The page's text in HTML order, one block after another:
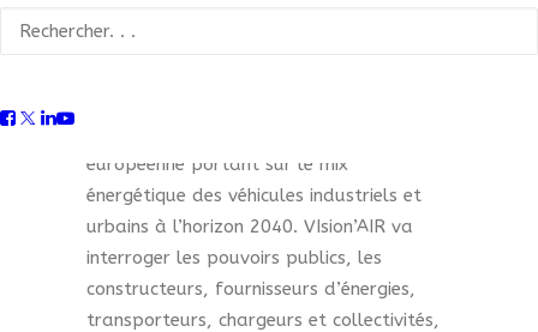
VIsion'AIR
européenne portant sur le mix
énergétique des véhicules industriels et
urbains à l’horizon 2040. VIsion’AIR va
interroger les pouvoirs publics, les
constructeurs, fournisseurs d’énergies,
transporteurs, chargeurs et collectivités,